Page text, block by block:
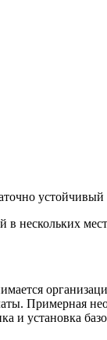
устойчивый
нескольких
Примерная
и установка